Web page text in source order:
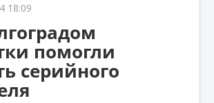
18:09
помогли
серийного